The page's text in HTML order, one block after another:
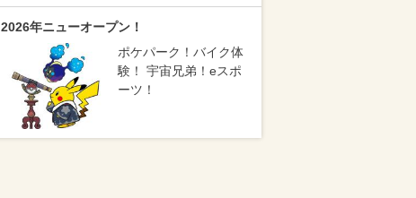
2026年ニューオープン！
ポケパーク！バイク体
験！ 宇宙兄弟！eスポ
ーツ！